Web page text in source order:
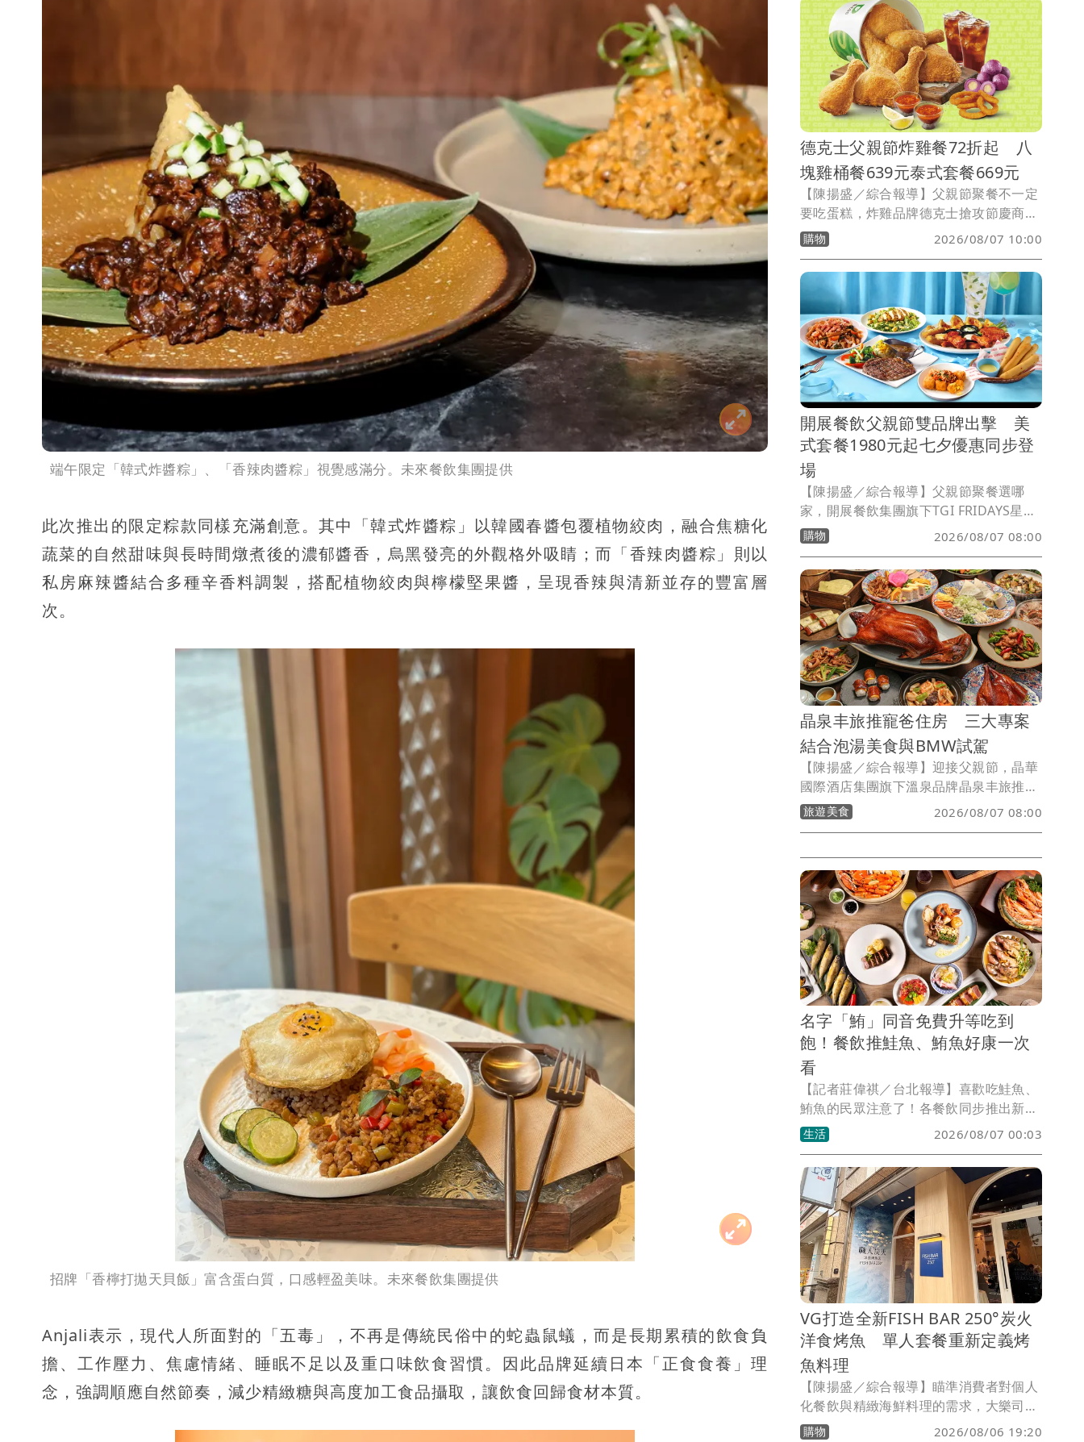
端午限定「韓式炸醬粽」、「香辣肉醬粽」視覺感滿分。未來餐飲集團提供
此次推出的限定粽款同樣充滿創意。其中「韓式炸醬粽」以韓國春醬包覆植物絞肉，融合焦糖化
蔬菜的自然甜味與長時間燉煮後的濃郁醬香，烏黑發亮的外觀格外吸睛；而「香辣肉醬粽」則以
私房麻辣醬結合多種辛香料調製，搭配植物絞肉與檸檬堅果醬，呈現香辣與清新並存的豐富層
次。
招牌「香檸打拋天貝飯」富含蛋白質，口感輕盈美味。未來餐飲集團提供
Anjali表示，現代人所面對的「五毒」，不再是傳統民俗中的蛇蟲鼠蟻，而是長期累積的飲食負
擔、工作壓力、焦慮情緒、睡眠不足以及重口味飲食習慣。因此品牌延續日本「正食食養」理
念，強調順應自然節奏，減少精緻糖與高度加工食品攝取，讓飲食回歸食材本質。
抹茶、台灣金萱茶及南洋斑斕、椰香元
素，推出多款法式甜點與限定蛋糕，展現
夏季水果的豐富層次。
德克士父親節炸雞餐72折起 八
塊雞桶餐639元泰式套餐669元
【陳揚盛／綜合報導】父親節聚餐不一定
要吃蛋糕，炸雞品牌德克士搶攻節慶商
機，即日起至8/9推出三款父親節限定優
惠套餐，免費加入會員即可享72折起優
惠。其中主打「霸氣炸雞桶餐」優惠價
639元、「泰Chill派對餐」669元，以及
「霸氣獨享餐」189元，希望吸引家庭聚
餐及暑假好友聚會族群。
購物 2026/08/07 10:00
開展餐飲父親節雙品牌出擊 美
式套餐1980元起七夕優惠同步登
場
【陳揚盛／綜合報導】父親節聚餐選哪
家，開展餐飲集團旗下TGI FRIDAYS星期
五餐廳與Texas Roadhouse德州鮮切牛
排即日起至8/24同步推出父親節限定套
餐，雙人套餐1980元起、四人套餐3880
元起，分別主打美式分享餐與大口吃肉饗
宴，並搭配新品升級及七夕限定優惠，搶
攻家庭聚餐與情侶約會市場。
購物 2026/08/07 08:00
晶泉丰旅推寵爸住房 三大專案
結合泡湯美食與BMW試駕
【陳揚盛／綜合報導】迎接父親節，晶華
國際酒店集團旗下溫泉品牌晶泉丰旅推出
三款住房專案，結合溫泉、美食、精釀啤
酒及豪華休旅試乘體驗，主打「泡名湯、
網訂房，並提供高鐵車票加購優惠，滿足
不同旅客的過節需求。
旅遊美食 2026/08/07 08:00
名字「鮪」同音免費升等吃到
飽！餐飲推鮭魚、鮪魚好康一次
看
【記者莊偉祺／台北報導】喜歡吃鮭魚、
鮪魚的民眾注意了！各餐飲同步推出新活
動，飯店推名字有「鮪」同音可免費升等
主餐，還有5大餐區吃到飽；連鎖壽司推
「鮭魚季」9道新品，更可拿優惠碼彩
蛋。
生活 2026/08/07 00:03
VG打造全新FISH BAR 250°炭火
洋食烤魚 單人套餐重新定義烤
魚料理
【陳揚盛／綜合報導】瞄準消費者對個人
化餐飲與精緻海鮮料理的需求，大樂司文
創集團旗下VG團隊推出全新品牌「FISH
購物 2026/08/06 19:20